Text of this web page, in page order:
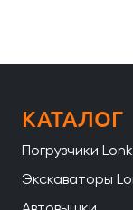
КАТАЛОГ